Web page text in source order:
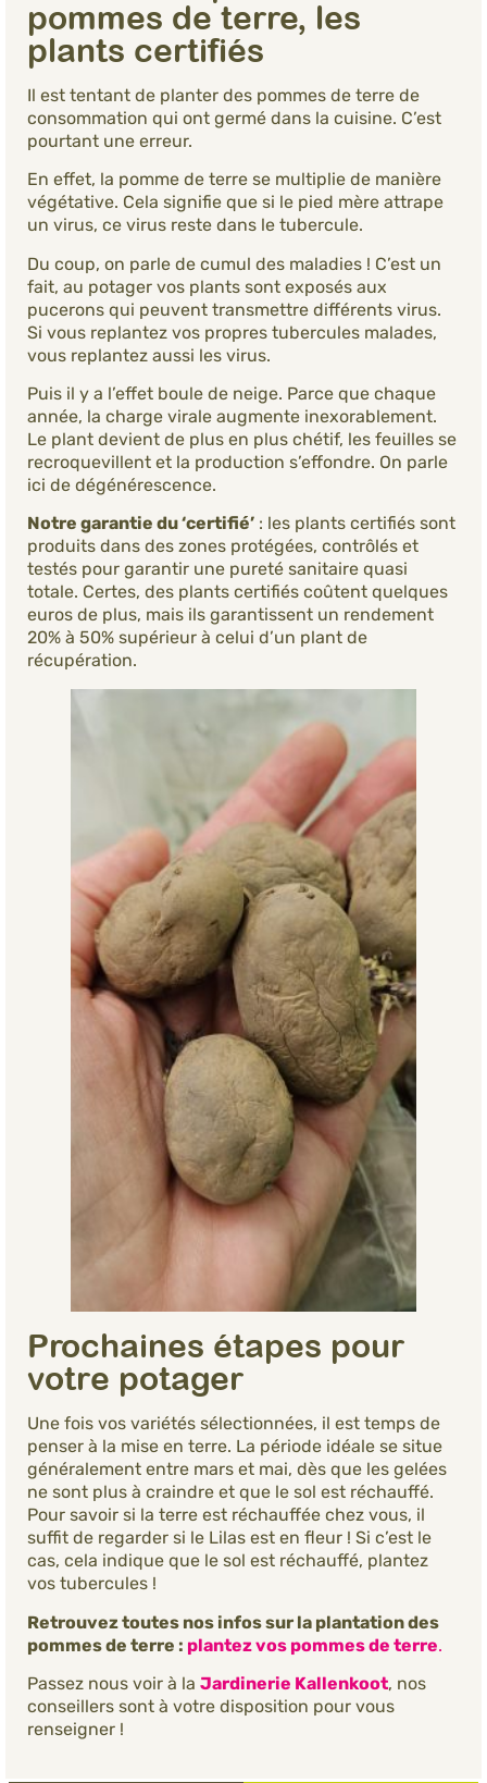
pommes de terre, les
plants certifiés
Il est tentant de planter des pommes de terre de
consommation qui ont germé dans la cuisine. C’est
pourtant une erreur.
En effet, la pomme de terre se multiplie de manière
végétative. Cela signifie que si le pied mère attrape
un virus, ce virus reste dans le tubercule.
Du coup, on parle de cumul des maladies ! C’est un
fait, au potager vos plants sont exposés aux
pucerons qui peuvent transmettre différents virus.
Si vous replantez vos propres tubercules malades,
vous replantez aussi les virus.
Puis il y a l’effet boule de neige. Parce que chaque
année, la charge virale augmente inexorablement.
Le plant devient de plus en plus chétif, les feuilles se
recroquevillent et la production s’effondre. On parle
ici de dégénérescence.
Notre garantie du ‘certifié’ : les plants certifiés sont
produits dans des zones protégées, contrôlés et
testés pour garantir une pureté sanitaire quasi
totale. Certes, des plants certifiés coûtent quelques
euros de plus, mais ils garantissent un rendement
20% à 50% supérieur à celui d’un plant de
récupération.
Prochaines étapes pour
votre potager
Une fois vos variétés sélectionnées, il est temps de
penser à la mise en terre. La période idéale se situe
généralement entre mars et mai, dès que les gelées
ne sont plus à craindre et que le sol est réchauffé.
Pour savoir si la terre est réchauffée chez vous, il
suffit de regarder si le Lilas est en fleur ! Si c’est le
cas, cela indique que le sol est réchauffé, plantez
vos tubercules !
Retrouvez toutes nos infos sur la plantation des
pommes de terre : plantez vos pommes de terre.
Passez nous voir à la Jardinerie Kallenkoot, nos
conseillers sont à votre disposition pour vous
renseigner !